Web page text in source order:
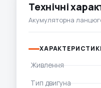
Технічні
Акумуляторна
Живлення
Тип двигуна